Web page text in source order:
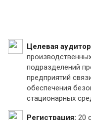
Целевая
подразделений
предприятий
обеспечения
стационарных
Регистрация: 20